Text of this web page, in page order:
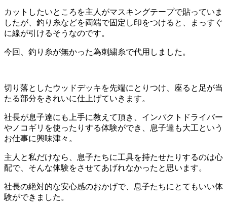
カットしたいところを主人がマスキングテープで貼っていま
したが、釣り糸などを両端で固定し印をつけると、まっすぐ
に線が引けるそうなのです。
今回、釣り糸が無かった為刺繍糸で代用しました。
切り落としたウッドデッキを先端にとりつけ、座ると足が当
たる部分をきれいに仕上げていきます。
社長が息子達にも上手に教えて頂き、インパクトドライバー
やノコギリを使ったりする体験ができ、息子達も大工という
お仕事に興味津々。
主人と私だけなら、息子たちに工具を持たせたりするのは心
配で、そんな体験をさせてあげれなかったと思います。
社長の絶対的な安心感のおかげで、息子たちにとてもいい体
験ができました。